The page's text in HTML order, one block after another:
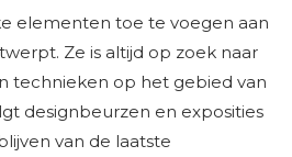
elementen toe te voegen aan
Ze is altijd op zoek naar
technieken op het gebied van
designbeurzen en exposities
van de laatste